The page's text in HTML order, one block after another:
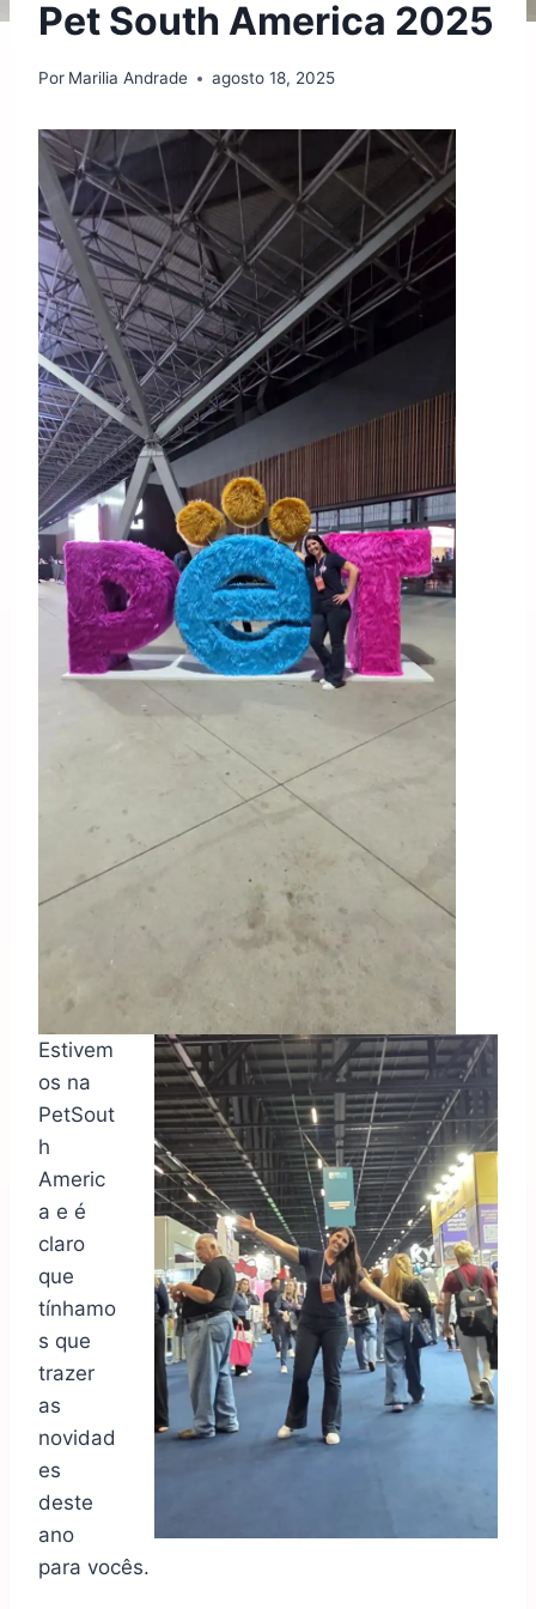
Pet South America 2025
Por Marilia Andrade agosto 18, 2025
Estivem
os na
PetSout
h
Americ
a e é
claro
que
tínhamo
s que
trazer
as
novidad
es
deste
ano
para vocês.